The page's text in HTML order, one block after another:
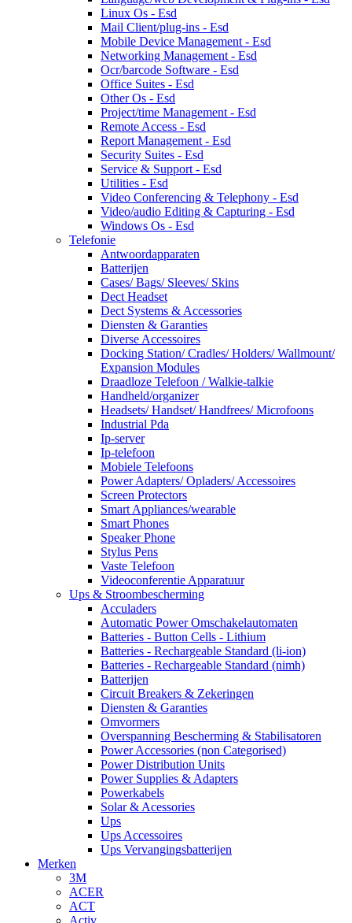
Linux Os - Esd
Mail Client/plug-ins - Esd
Mobile Device Management - Esd
Networking Management - Esd
Ocr/barcode Software - Esd
Office Suites - Esd
Other Os - Esd
Project/time Management - Esd
Remote Access - Esd
Report Management - Esd
Security Suites - Esd
Service & Support - Esd
Utilities - Esd
Video Conferencing & Telephony - Esd
Video/audio Editing & Capturing - Esd
Windows Os - Esd
Telefonie
Antwoordapparaten
Batterijen
Cases/ Bags/ Sleeves/ Skins
Dect Headset
Dect Systems & Accessories
Diensten & Garanties
Diverse Accessoires
Docking Station/ Cradles/ Holders/ Wallmount/
Expansion Modules
Draadloze Telefoon / Walkie-talkie
Handheld/organizer
Headsets/ Handset/ Handfrees/ Microfoons
Industrial Pda
Ip-server
Ip-telefoon
Mobiele Telefoons
Power Adapters/ Opladers/ Accessoires
Screen Protectors
Smart Appliances/wearable
Smart Phones
Speaker Phone
Stylus Pens
Vaste Telefoon
Videoconferentie Apparatuur
Ups & Stroombescherming
Acculaders
Automatic Power Omschakelautomaten
Batteries - Button Cells - Lithium
Batteries - Rechargeable Standard (li-ion)
Batteries - Rechargeable Standard (nimh)
Batterijen
Circuit Breakers & Zekeringen
Diensten & Garanties
Omvormers
Overspanning Bescherming & Stabilisatoren
Power Accessories (non Categorised)
Power Distribution Units
Power Supplies & Adapters
Powerkabels
Solar & Acessories
Ups
Ups Accessoires
Ups Vervangingsbatterijen
Merken
3M
ACER
ACT
Activ